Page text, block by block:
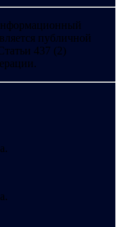
публичной
437 (2)